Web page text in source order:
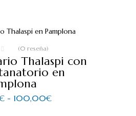
(0 reseña)
Thalaspi con
en
- 100,00€Rango